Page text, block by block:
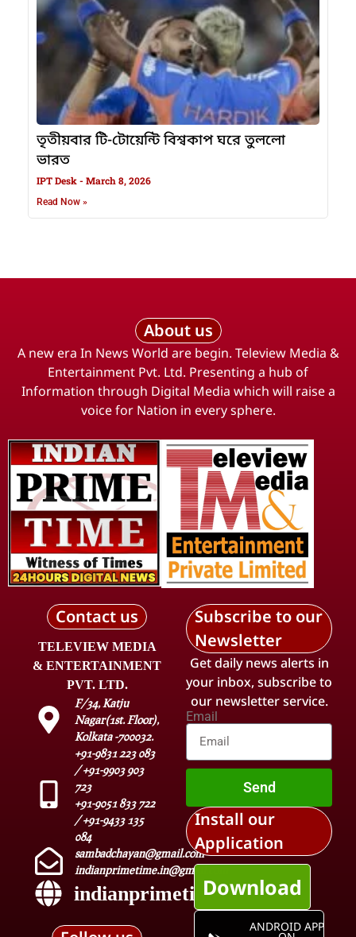
তৃতীয়বার টি-টোয়েন্টি বিশ্বকাপ ঘরে তুললো
ভারত
IPT Desk March 8, 2026
Read Now »
About us
A new era In News World are begin. Teleview Media &
Entertainment Pvt. Ltd. Presenting a hub of
Information through Digital Media which will raise a
voice for Nation in every sphere.
Contact us
TELEVIEW MEDIA
& ENTERTAINMENT
PVT. LTD.
F/34, Katju
Nagar(1st. Floor),
Kolkata -700032.
+91-9831 223 083
/ +91-9903 903
723
+91-9051 833 722
/ +91-9433 135
084
sambadchayan@gmail.com
indianprimetime.in@gmail.com
indianprimetime.in
Subscribe to our
Newsletter
Get daily news alerts in
your inbox, subscribe to
our newsletter service.
Email
Send
Install our
Application
Download
ANDROID APP